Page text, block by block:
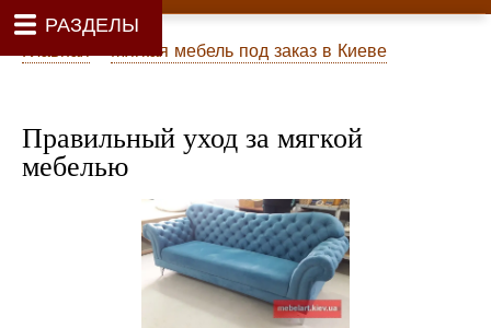
Главная
Как производится заказ мебели
О нас
Материалы и фурнитура
Цены
Контакты
Фотогалерея
Строка навигации
Главная Мягкая мебель под заказ в Киеве
Правильный уход за мягкой
мебелью
РАЗДЕЛЫ